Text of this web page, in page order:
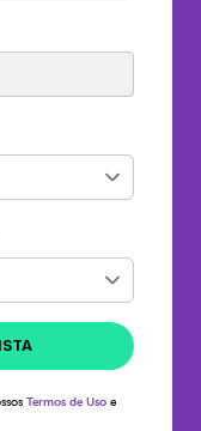
Termos de Uso e